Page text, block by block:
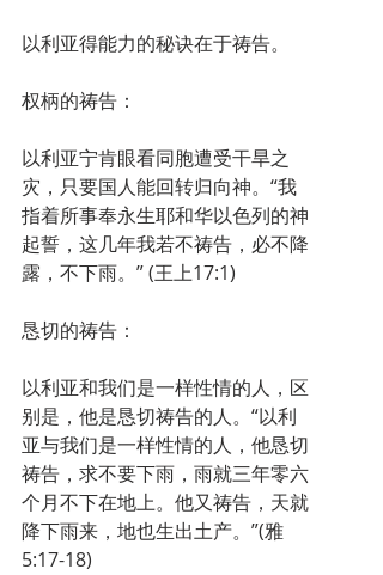
以利亚得能力的秘诀在于祷告。
权柄的祷告：
以利亚宁肯眼看同胞遭受干旱之
灾，只要国人能回转归向神。“我
指着所事奉永生耶和华以色列的神
起誓，这几年我若不祷告，必不降
露，不下雨。” (王上17:1)
恳切的祷告：
以利亚和我们是一样性情的人，区
别是，他是恳切祷告的人。“以利
亚与我们是一样性情的人，他恳切
祷告，求不要下雨，雨就三年零六
个月不下在地上。他又祷告，天就
降下雨来，地也生出土产。”(雅
5:17-18)